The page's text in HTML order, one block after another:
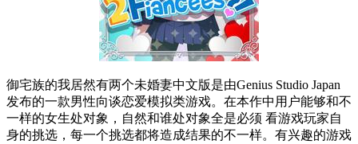
御宅族的我居然有两个未婚妻中文版是由Genius Studio Japan
发布的一款男性向谈恋爱模拟类游戏。在本作中用户能够和不
一样的女生处对象，自然和谁处对象全是必须 看游戏玩家自
身的挑选，每一个挑选都将造成结果的不一样。有兴趣的游戏